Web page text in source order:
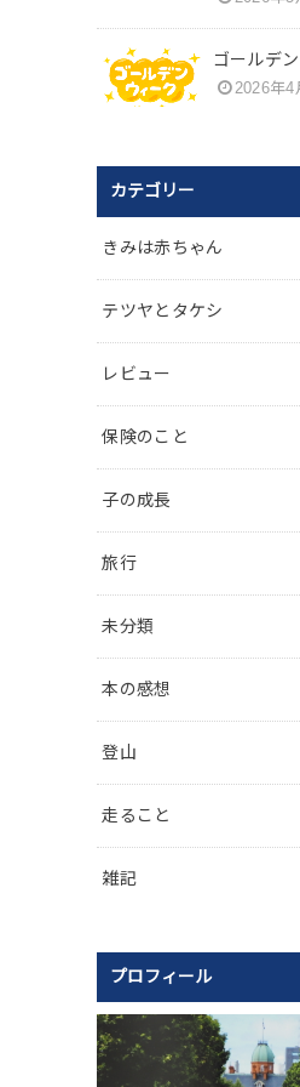
ゴールデ
2026年4
カテゴリー
きみは赤ちゃん
テツヤとタケシ
レビュー
保険のこと
子の成長
旅行
未分類
本の感想
登山
走ること
雑記
プロフィール